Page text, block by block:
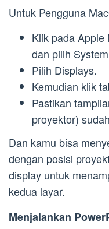
Untuk Pengguna
Klik pada Apple
dan pilih
Pilih Displays.
Kemudian klik
Pastikan
proyektor)
Dan kamu bisa
dengan posisi
display untuk
kedua layar.
Menjalankan